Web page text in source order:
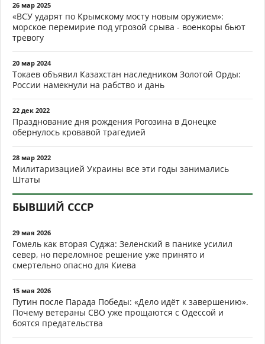
26 мар 2025
«ВСУ ударят по Крымскому мосту новым оружием»:
морское перемирие под угрозой срыва - военкоры бьют
тревогу
20 мар 2024
Токаев объявил Казахстан наследником Золотой Орды:
России намекнули на рабство и дань
22 дек 2022
Празднование дня рождения Рогозина в Донецке
обернулось кровавой трагедией
28 мар 2022
Милитаризацией Украины все эти годы занимались
Штаты
БЫВШИЙ СССР
29 мая 2026
Гомель как вторая Суджа: Зеленский в панике усилил
север, но переломное решение уже принято и
смертельно опасно для Киева
15 мая 2026
Путин после Парада Победы: «Дело идёт к завершению».
Почему ветераны СВО уже прощаются с Одессой и
боятся предательства